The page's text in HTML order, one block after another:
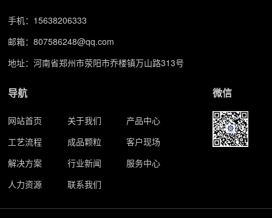
手机： 15638206333
邮箱：807586248@qq.com
地址：河南省郑州市荥阳市乔楼镇万山路313号
导航
网站首页 关于我们
产品中心
工艺流程
成品颗粒
客户现场
解决方案
行业新闻
服务中心
人力资源
联系我们
微信